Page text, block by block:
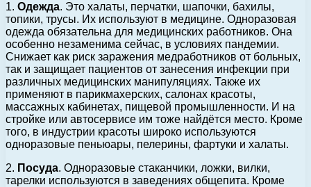
1. Одежда. Это халаты, перчатки, шапочки, бахилы,
топики, трусы. Их используют в медицине. Одноразовая
одежда обязательна для медицинских работников. Она
особенно незаменима сейчас, в условиях пандемии.
Снижает как риск заражения медработников от больных,
так и защищает пациентов от занесения инфекции при
различных медицинских манипуляциях. Также их
применяют в парикмахерских, салонах красоты,
массажных кабинетах, пищевой промышленности. И на
стройке или автосервисе им тоже найдётся место. Кроме
того, в индустрии красоты широко используются
одноразовые пеньюары, пелерины, фартуки и халаты.
2. Посуда. Одноразовые стаканчики, ложки, вилки,
тарелки используются в заведениях общепита. Кроме